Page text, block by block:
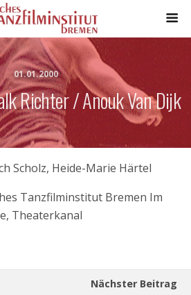
01.01.2000
Richter / Anouk Van Dijk
Scholz, Heide-Marie Härtel
Tanzfilminstitut Bremen Im
Theaterkanal
Nächster Beitrag